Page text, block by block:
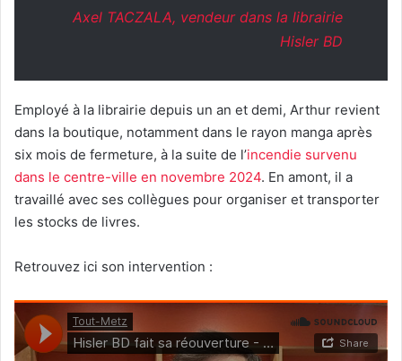
Axel TACZALA, vendeur dans la librairie
Hisler BD
Employé à la librairie depuis un an et demi, Arthur revient
dans la boutique, notamment dans le rayon manga après
six mois de fermeture, à la suite de l’incendie survenu
dans le centre-ville en novembre 2024. En amont, il a
travaillé avec ses collègues pour organiser et transporter
les stocks de livres.
Retrouvez ici son intervention :